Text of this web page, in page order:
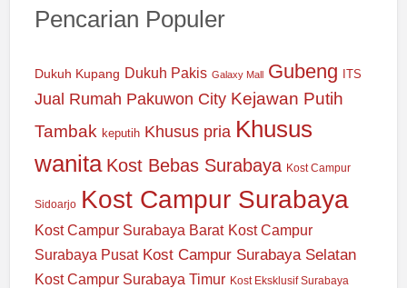
Pencarian Populer
Dukuh Kupang Dukuh Pakis Galaxy Mall Gubeng ITS
Jual Rumah Pakuwon City Kejawan Putih
Tambak keputih Khusus pria Khusus
wanita Kost Bebas Surabaya Kost Campur
Sidoarjo Kost Campur Surabaya
Kost Campur Surabaya Barat Kost Campur
Surabaya Pusat Kost Campur Surabaya Selatan
Kost Campur Surabaya Timur Kost Eksklusif Surabaya